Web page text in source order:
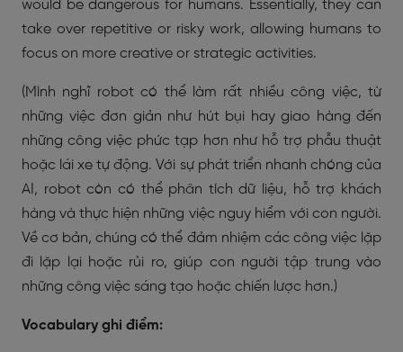
would be dangerous for humans. Essentially, they can
take over repetitive or risky work, allowing humans to
focus on more creative or strategic activities.
(Mình nghĩ robot có thể làm rất nhiều công việc, từ
những việc đơn giản như hút bụi hay giao hàng đến
những công việc phức tạp hơn như hỗ trợ phẫu thuật
hoặc lái xe tự động. Với sự phát triển nhanh chóng của
AI, robot còn có thể phân tích dữ liệu, hỗ trợ khách
hàng và thực hiện những việc nguy hiểm với con người.
Về cơ bản, chúng có thể đảm nhiệm các công việc lặp
đi lặp lại hoặc rủi ro, giúp con người tập trung vào
những công việc sáng tạo hoặc chiến lược hơn.)
Vocabulary ghi điểm: